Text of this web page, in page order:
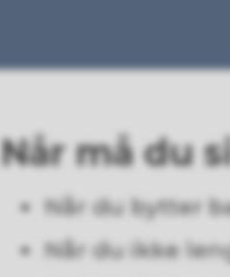
Når må du
Når du bytter
Når du ikke